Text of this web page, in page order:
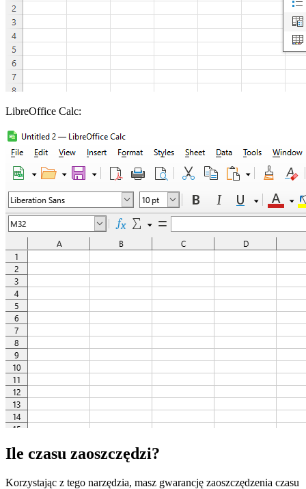
LibreOffice Calc:
Ile czasu zaoszczędzi?
Korzystając z tego narzędzia, masz gwarancję zaoszczędzenia czasu